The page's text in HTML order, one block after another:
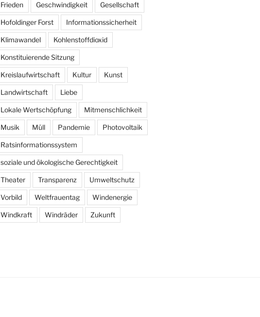
Frieden Geschwindigkeit Gesellschaft
Hofoldinger Forst Informationssicherheit
Klimawandel Kohlenstoffdioxid
Konstituierende Sitzung
Kreislaufwirtschaft Kultur Kunst
Landwirtschaft Liebe
Lokale Wertschöpfung Mitmenschlichkeit
Musik Müll Pandemie Photovoltaik
Ratsinformationssystem
soziale und ökologische Gerechtigkeit
Theater Transparenz Umweltschutz
Vorbild Weltfrauentag Windenergie
Windkraft Windräder Zukunft